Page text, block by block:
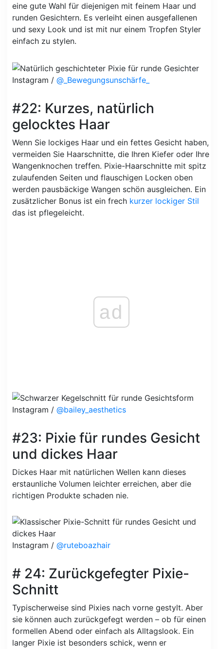
eine gute Wahl für diejenigen mit feinem Haar und
runden Gesichtern. Es verleiht einen ausgefallenen
und sexy Look und ist mit nur einem Tropfen Styler
einfach zu stylen.
Instagram / @_Bewegungsunschärfe_
#22: Kurzes, natürlich
gelocktes Haar
Wenn Sie lockiges Haar und ein fettes Gesicht haben,
vermeiden Sie Haarschnitte, die Ihren Kiefer oder Ihre
Wangenknochen treffen. Pixie-Haarschnitte mit spitz
zulaufenden Seiten und flauschigen Locken oben
werden pausbäckige Wangen schön ausgleichen. Ein
zusätzlicher Bonus ist ein frech kurzer lockiger Stil
das ist pflegeleicht.
ad
Instagram / @bailey_aesthetics
#23: Pixie für rundes Gesicht
und dickes Haar
Dickes Haar mit natürlichen Wellen kann dieses
erstaunliche Volumen leichter erreichen, aber die
richtigen Produkte schaden nie.
Instagram / @ruteboazhair
# 24: Zurückgefegter Pixie-
Schnitt
Typischerweise sind Pixies nach vorne gestylt. Aber
sie können auch zurückgefegt werden – ob für einen
formellen Abend oder einfach als Alltagslook. Ein
langer Pixie ist besonders schick, wenn er